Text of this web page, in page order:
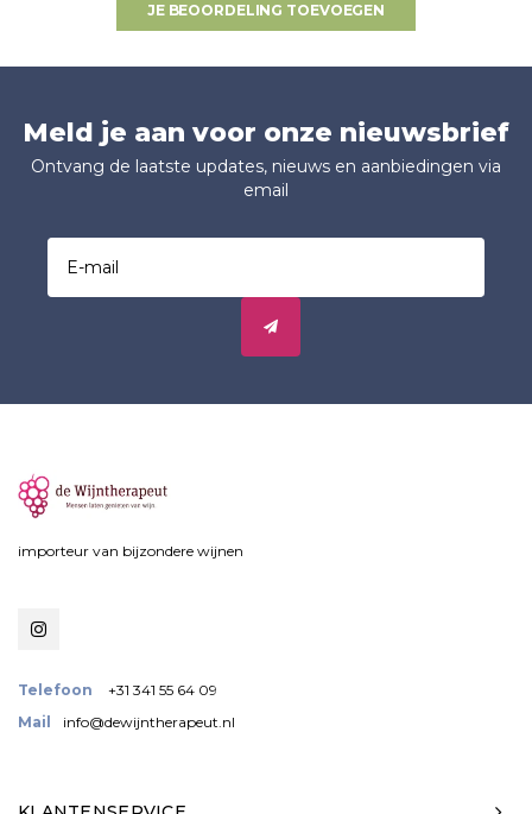
JE BEOORDELING TOEVOEGEN
Meld je aan voor onze nieuwsbrief
Ontvang de laatste updates, nieuws en aanbiedingen via
email
importeur van bijzondere wijnen
Telefoon
+31 341 55 64 09
Mail
info@dewijntherapeut.nl